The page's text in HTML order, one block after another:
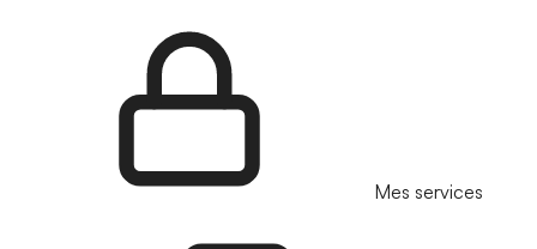
Mes services